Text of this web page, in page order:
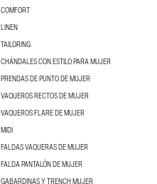
COMFORT
LINEN
TAILORING
CHÁNDALES CON ESTILO PARA MUJER
PRENDAS DE PUNTO DE MUJER
VAQUEROS RECTOS DE MUJER
VAQUEROS FLARE DE MUJER
MIDI
FALDAS VAQUERAS DE MUJER
FALDA PANTALÓN DE MUJER
GABARDINAS Y TRENCH MUJER